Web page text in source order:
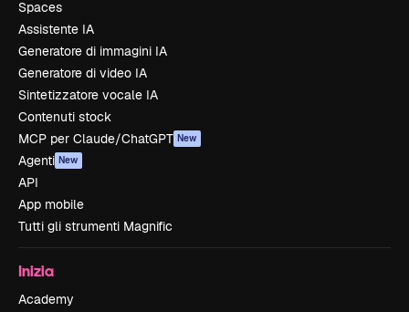
Spaces
Assistente IA
Generatore di immagini IA
Generatore di video IA
Sintetizzatore vocale IA
Contenuti stock
MCP per Claude/ChatGPT New
Agenti New
API
App mobile
Tutti gli strumenti Magnific
Inizia
Academy